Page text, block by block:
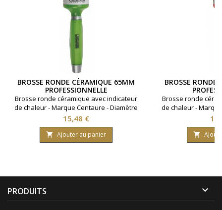
BROSSE RONDE CÉRAMIQUE 65MM
PROFESSIONNELLE
Brosse ronde céramique avec indicateur
de chaleur - Marque Centaure - Diamètre
65 mm
Prix
15,48 €
 Ajouter au panier
BROSSE RONDE
Brosse ronde
de chaleur -

PRODUITS 